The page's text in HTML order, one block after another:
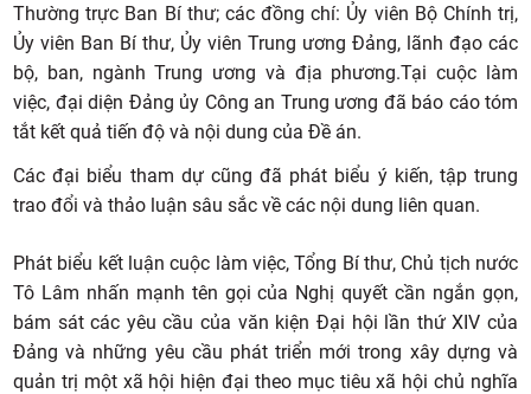
Thường trực Ban Bí thư; các đồng chí: Ủy viên Bộ Chính trị,
Ủy viên Ban Bí thư, Ủy viên Trung ương Đảng, lãnh đạo các
bộ, ban, ngành Trung ương và địa phương.Tại cuộc làm
việc, đại diện Đảng ủy Công an Trung ương đã báo cáo tóm
tắt kết quả tiến độ và nội dung của Đề án.
Các đại biểu tham dự cũng đã phát biểu ý kiến, tập trung
trao đổi và thảo luận sâu sắc về các nội dung liên quan.
Phát biểu kết luận cuộc làm việc, Tổng Bí thư, Chủ tịch nước
Tô Lâm nhấn mạnh tên gọi của Nghị quyết cần ngắn gọn,
bám sát các yêu cầu của văn kiện Đại hội lần thứ XIV của
Đảng và những yêu cầu phát triển mới trong xây dựng và
quản trị một xã hội hiện đại theo mục tiêu xã hội chủ nghĩa